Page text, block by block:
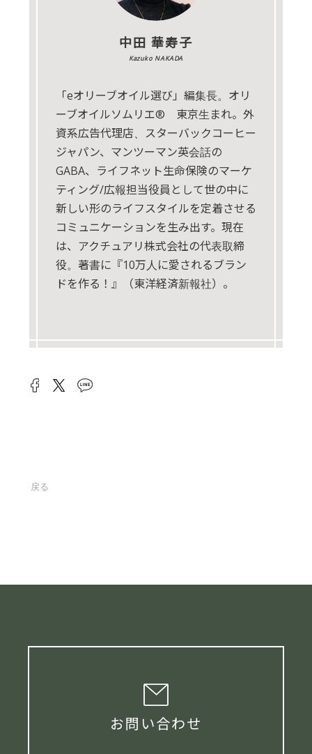
中田 華寿子
Kazuko NAKADA
「eオリーブオイル選び」編集長。オリ
ーブオイルソムリエ® 東京生まれ。外
資系広告代理店、スターバックコーヒー
ジャパン、マンツーマン英会話の
GABA、ライフネット生命保険のマーケ
ティング/広報担当役員として世の中に
新しい形のライフスタイルを定着させる
コミュニケーションを生み出す。現在
は、アクチュアリ株式会社の代表取締
役。著書に『10万人に愛されるブラン
ドを作る！』（東洋経済新報社）。
戻る
お問い合わせ